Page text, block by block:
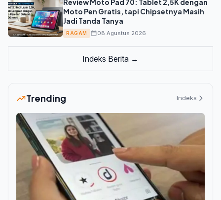
Review Moto Pad 70: Tablet 2,5K dengan
Moto Pen Gratis, tapi Chipsetnya Masih
Jadi Tanda Tanya
RAGAM 08 Agustus 2026
Indeks Berita →
Trending Indeks